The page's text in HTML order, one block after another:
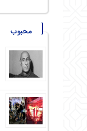
محبوب